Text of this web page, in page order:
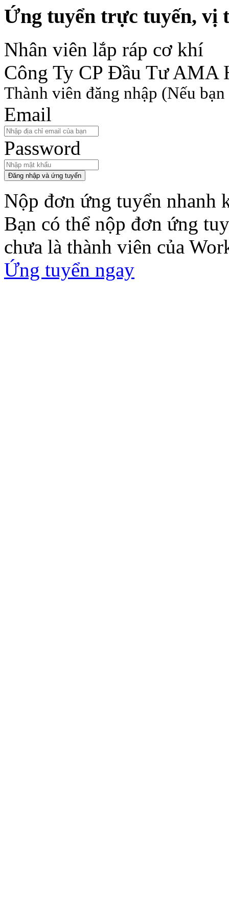
Ứng tuyển trực tuyến, vị
Nhân viên lắp ráp cơ khí
Công Ty CP Đầu Tư AMA
Thành viên đăng nhập (Nếu
Email
Password
Đăng nhập và ứng tuyển
Nộp đơn ứng tuyển nhanh
Bạn có thể nộp đơn ứng
chưa là thành viên của
Ứng tuyển ngay